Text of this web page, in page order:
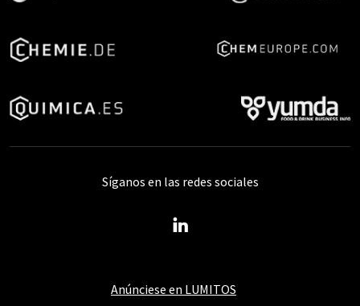
Anúnciese en LUMITOS
Síganos en las redes sociales